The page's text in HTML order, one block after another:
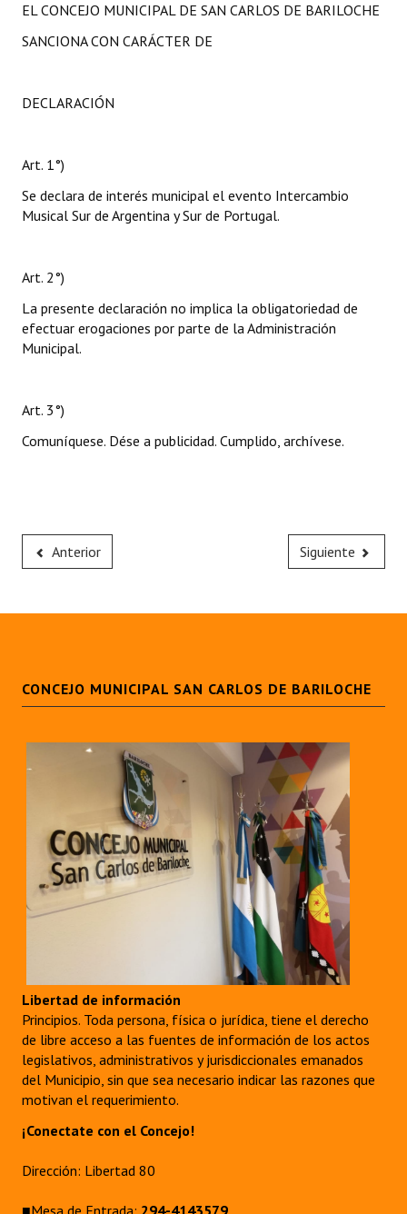
EL CONCEJO MUNICIPAL DE SAN CARLOS DE BARILOCHE
SANCIONA CON CARÁCTER DE
DECLARACIÓN
Art. 1°)
Se declara de interés municipal el evento Intercambio
Musical Sur de Argentina y Sur de Portugal.
Art. 2°)
La presente declaración no implica la obligatoriedad de
efectuar erogaciones por parte de la Administración
Municipal.
Art. 3°)
Comuníquese. Dése a publicidad. Cumplido, archívese.
Anterior Siguiente
CONCEJO MUNICIPAL SAN CARLOS DE BARILOCHE
Libertad de información
Principios. Toda persona, física o jurídica, tiene el derecho
de libre acceso a las fuentes de información de los actos
legislativos, administrativos y jurisdiccionales emanados
del Municipio, sin que sea necesario indicar las razones que
motivan el requerimiento.
¡Conectate con el Concejo!
Dirección: Libertad 80
■Mesa de Entrada: 294-4143579